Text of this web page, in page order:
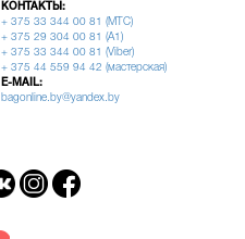
КОНТАКТЫ:
+ 375 33 344 00 81 (МТС)
+ 375 29 304 00 81 (A1)
+ 375 33 344 00 81 (Viber)
+ 375 44 559 94 42 (мастерская)
E-MAIL:
bagonline.by@yandex.by